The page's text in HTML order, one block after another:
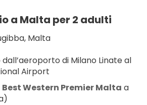
a Malta per 2 adulti
Malta
di Milano Linate al
Airport
Best Western Premier Malta a